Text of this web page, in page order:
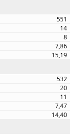
551
14
8
7,86
15,19
532
20
11
7,47
14,40